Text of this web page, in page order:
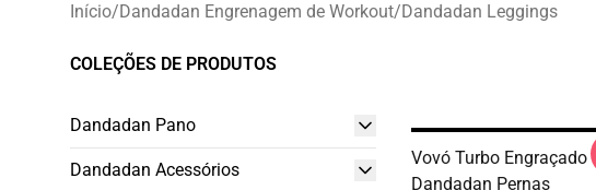
Início/Dandadan Engrenagem de Workout/Dandadan Leggings
COLEÇÕES DE PRODUTOS
Dandadan Pano
Dandadan Acessórios
Vovó Turbo Engraçado
Dandadan Pernas